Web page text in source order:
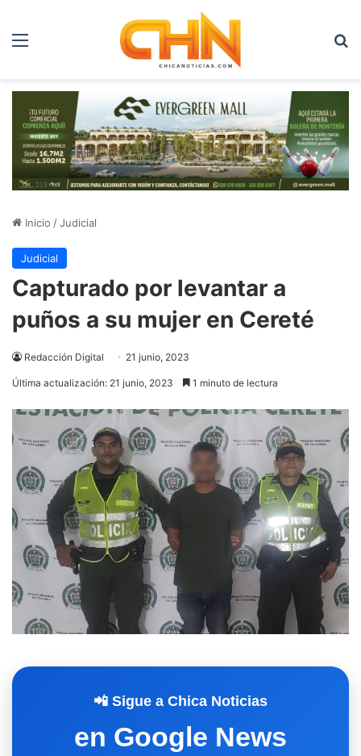
Menú
Inicio /Judicial
Judicial
Capturado por levantar a
puños a su mujer en Cereté
Redacción Digital 21 junio, 2023
Última actualización: 21 junio, 2023 1 minuto de lectura
📲 Sigue a Chica Noticias
en Google News